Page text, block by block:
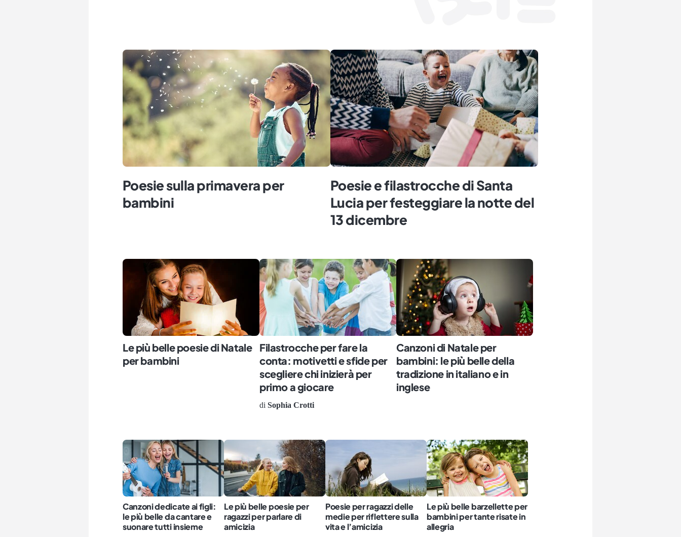
Poesie sulla primavera per
bambini
Poesie e filastrocche di Santa
Lucia per festeggiare la notte del
13 dicembre
Le più belle poesie di Natale
per bambini
Filastrocche per fare la
conta: motivetti e sfide per
scegliere chi inizierà per
primo a giocare
di Sophia Crotti
Canzoni di Natale per
bambini: le più belle della
tradizione in italiano e in
inglese
Canzoni dedicate ai figli:
le più belle da cantare e
suonare tutti insieme
Le più belle poesie per
ragazzi per parlare di
amicizia
Poesie per ragazzi delle
medie per riflettere sulla
vita e l’amicizia
Le più belle barzellette per
bambini per tante risate in
allegria